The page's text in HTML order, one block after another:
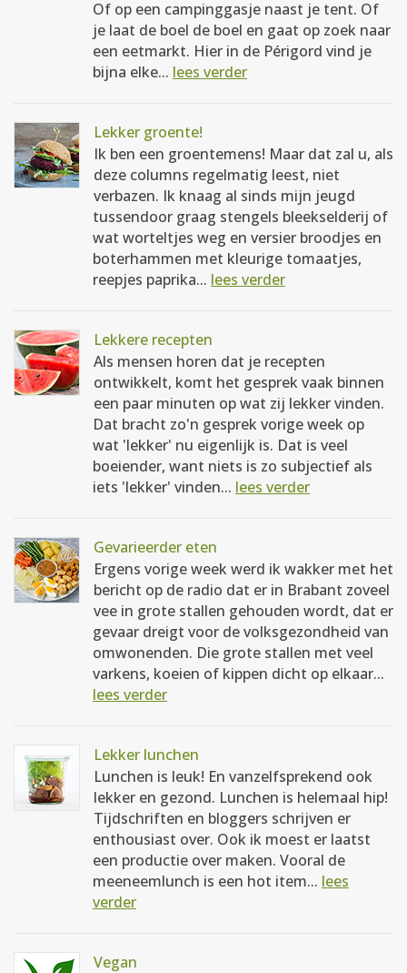
Of op een campinggasje naast je tent. Of
je laat de boel de boel en gaat op zoek naar
een eetmarkt. Hier in de Périgord vind je
bijna elke... lees verder
Lekker groente!
Ik ben een groentemens! Maar dat zal u, als
deze columns regelmatig leest, niet
verbazen. Ik knaag al sinds mijn jeugd
tussendoor graag stengels bleekselderij of
wat worteltjes weg en versier broodjes en
boterhammen met kleurige tomaatjes,
reepjes paprika... lees verder
Lekkere recepten
Als mensen horen dat je recepten
ontwikkelt, komt het gesprek vaak binnen
een paar minuten op wat zij lekker vinden.
Dat bracht zo'n gesprek vorige week op
wat 'lekker' nu eigenlijk is. Dat is veel
boeiender, want niets is zo subjectief als
iets 'lekker' vinden... lees verder
Gevarieerder eten
Ergens vorige week werd ik wakker met het
bericht op de radio dat er in Brabant zoveel
vee in grote stallen gehouden wordt, dat er
gevaar dreigt voor de volksgezondheid van
omwonenden. Die grote stallen met veel
varkens, koeien of kippen dicht op elkaar...
lees verder
Lekker lunchen
Lunchen is leuk! En vanzelfsprekend ook
lekker en gezond. Lunchen is helemaal hip!
Tijdschriften en bloggers schrijven er
enthousiast over. Ook ik moest er laatst
een productie over maken. Vooral de
meeneemlunch is een hot item... lees
verder
Vegan